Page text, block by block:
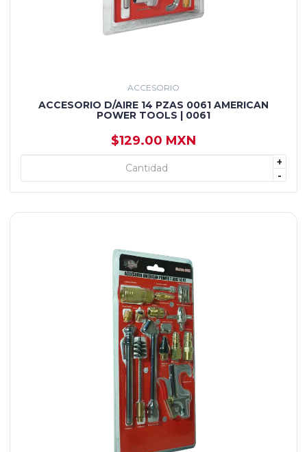
ACCESORIO
ACCESORIO D/AIRE 14 PZAS 0061 AMERICAN
POWER TOOLS | 0061
$129.00 MXN
+
-
+ AGREGAR